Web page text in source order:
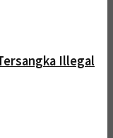
Illegal